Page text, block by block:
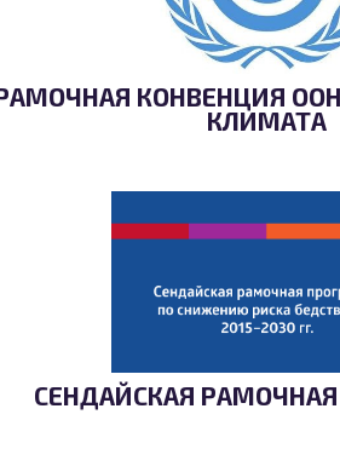
КОНВЕНЦИЯ
КЛИМАТА
СЕНДАЙСКАЯ